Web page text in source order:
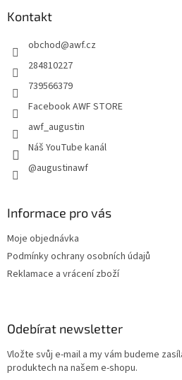
Kontakt
obchod@awf.cz
284810227
739566379
Facebook AWF STORE
awf_augustin
Náš YouTube kanál
@augustinawf
Informace pro vás
Moje objednávka
Podmínky ochrany osobních údajů
Reklamace a vrácení zboží
Odebírat newsletter
Vložte svůj e-mail a my vám budeme
produktech na našem e-shopu.